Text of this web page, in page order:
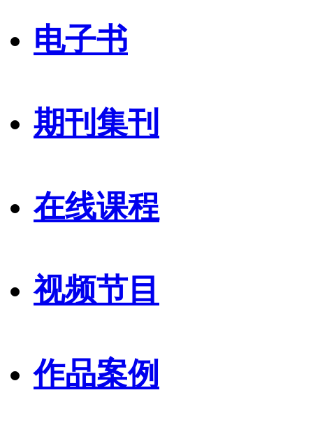
电子书
期刊集刊
在线课程
视频节目
作品案例